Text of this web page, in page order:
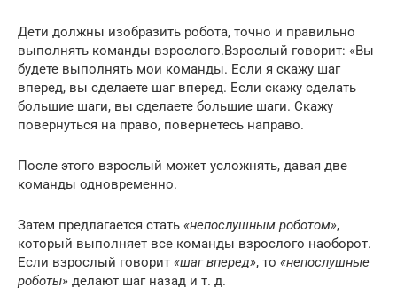
Дети должны изобразить робота, точно и правильно
выполнять команды взрослого.Взрослый говорит: «Вы
будете выполнять мои команды. Если я скажу шаг
вперед, вы сделаете шаг вперед. Если скажу сделать
большие шаги, вы сделаете большие шаги. Скажу
повернуться на право, повернетесь направо.
После этого взрослый может усложнять, давая две
команды одновременно.
Затем предлагается стать «непослушным роботом»,
который выполняет все команды взрослого наоборот.
Если взрослый говорит «шаг вперед», то «непослушные
роботы» делают шаг назад и т. д.